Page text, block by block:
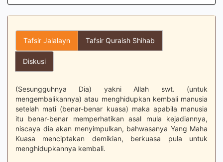
Tafsir Jalalayn Tafsir Quraish Shihab
Diskusi
(Sesungguhnya Dia) yakni Allah swt. (untuk
mengembalikannya) atau menghidupkan kembali manusia
setelah mati (benar-benar kuasa) maka apabila manusia
itu benar-benar memperhatikan asal mula kejadiannya,
niscaya dia akan menyimpulkan, bahwasanya Yang Maha
Kuasa menciptakan demikian, berkuasa pula untuk
menghidupkannya kembali.